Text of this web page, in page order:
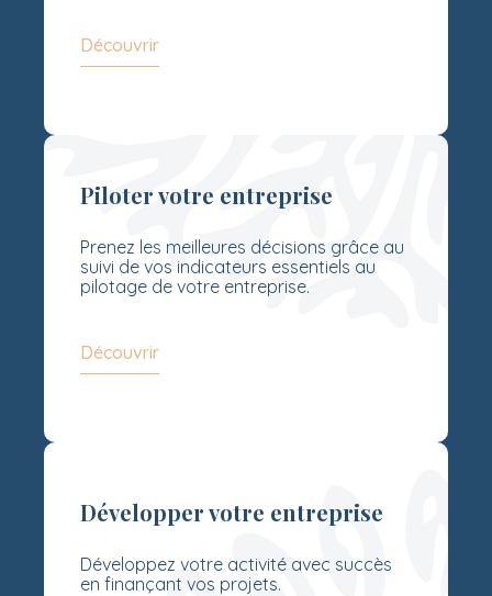
Découvrir
Piloter votre entreprise
Prenez les meilleures décisions grâce au
suivi de vos indicateurs essentiels au
pilotage de votre entreprise.
Découvrir
Développer votre entreprise
Développez votre activité avec succès
en finançant vos projets.